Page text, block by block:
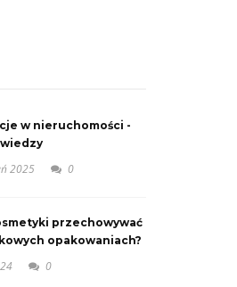
w nieruchomości -
2025 0
przechowywać
opakowaniach?
0